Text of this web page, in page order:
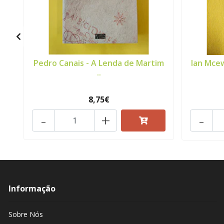
Pedro Canais - A Lenda de Martim
..
8,75€
+
-
Ian
-
Informação
Sobre Nós